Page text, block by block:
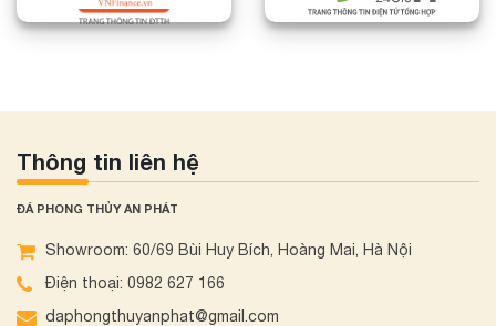
Thông tin liên hệ
ĐÁ PHONG THỦY AN PHÁT
Showroom: 60/69 Bùi Huy Bích, Hoàng Mai, Hà Nội
Điện thoại: 0982 627 166
daphongthuyanphat@gmail.com